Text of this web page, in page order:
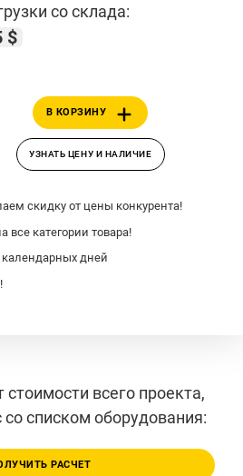
со склада:
$
В КОРЗИНУ
УЗНАТЬ ЦЕНУ И НАЛИЧИЕ
скидку от цены конкурента!
все категории товара!
календарных дней
стоимости всего проекта,
со списком оборудования:
РАСЧЕТ